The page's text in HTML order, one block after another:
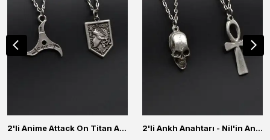
2'li Anime Attack On Titan Acrylic Maria Anime Naruto Erkek Kadın Kolye Seti 2'li Ankh Anahtarı - Nil'in Anahtarı - Kuru Kafa Erkek Kadın Kolye Seti